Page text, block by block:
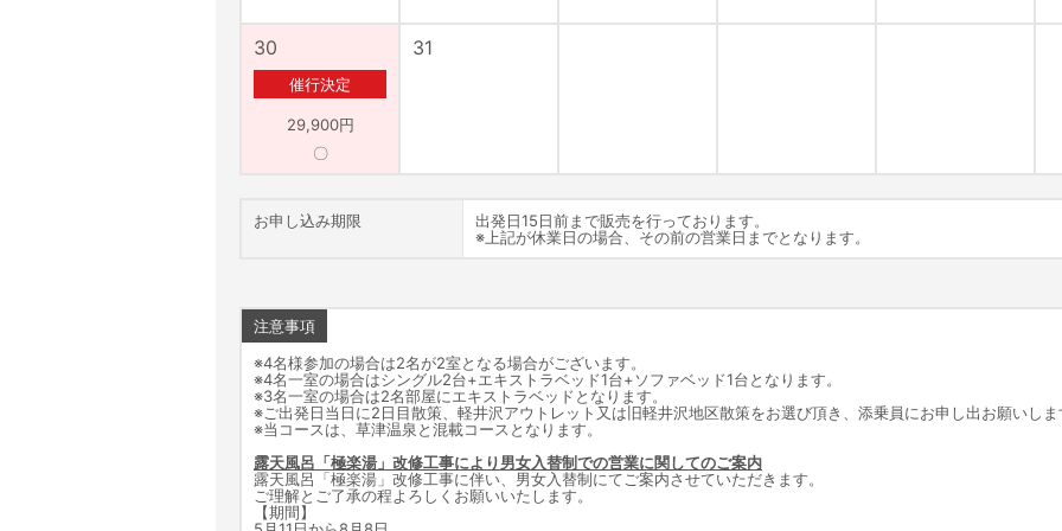
30
催行決定
29,900円
〇
31
お申し込み期限
出発日15日前まで販売を行っております。
※上記が休業日の場合、その前の営業日までとなります。
注意事項
※4名様参加の場合は2名が2室となる場合がございます。
※4名一室の場合はシングル2台+エキストラベッド1台+ソファベッド1台となります。
※3名一室の場合は2名部屋にエキストラベッドとなります。
※ご出発日当日に2日目散策、軽井沢アウトレット又は旧軽井沢地区散策をお選び頂き、添乗員にお申し出お願いしま
※当コースは、草津温泉と混載コースとなります。
露天風呂「極楽湯」改修工事により男女入替制での営業に関してのご案内
露天風呂「極楽湯」改修工事に伴い、男女入替制にてご案内させていただきます。
ご理解とご了承の程よろしくお願いいたします。
【期間】